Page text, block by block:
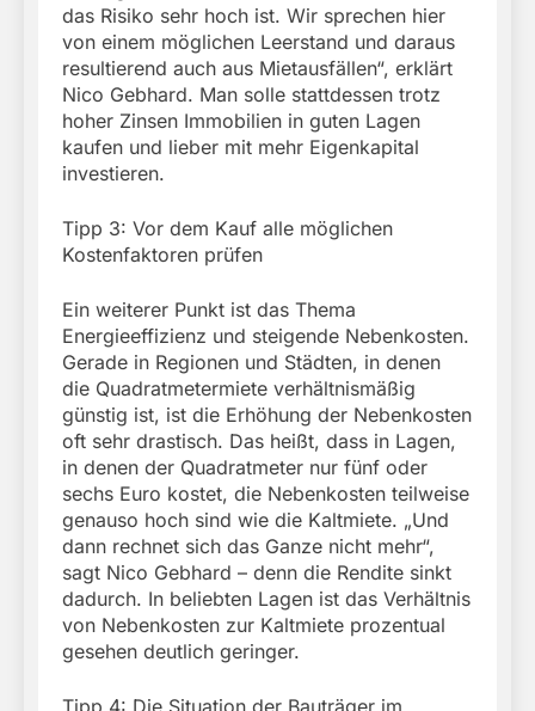
das Risiko sehr hoch ist. Wir sprechen hier
von einem möglichen Leerstand und daraus
resultierend auch aus Mietausfällen“, erklärt
Nico Gebhard. Man solle stattdessen trotz
hoher Zinsen Immobilien in guten Lagen
kaufen und lieber mit mehr Eigenkapital
investieren.
Tipp 3: Vor dem Kauf alle möglichen
Kostenfaktoren prüfen
Ein weiterer Punkt ist das Thema
Energieeffizienz und steigende Nebenkosten.
Gerade in Regionen und Städten, in denen
die Quadratmetermiete verhältnismäßig
günstig ist, ist die Erhöhung der Nebenkosten
oft sehr drastisch. Das heißt, dass in Lagen,
in denen der Quadratmeter nur fünf oder
sechs Euro kostet, die Nebenkosten teilweise
genauso hoch sind wie die Kaltmiete. „Und
dann rechnet sich das Ganze nicht mehr“,
sagt Nico Gebhard – denn die Rendite sinkt
dadurch. In beliebten Lagen ist das Verhältnis
von Nebenkosten zur Kaltmiete prozentual
gesehen deutlich geringer.
Tipp 4: Die Situation der Bauträger im